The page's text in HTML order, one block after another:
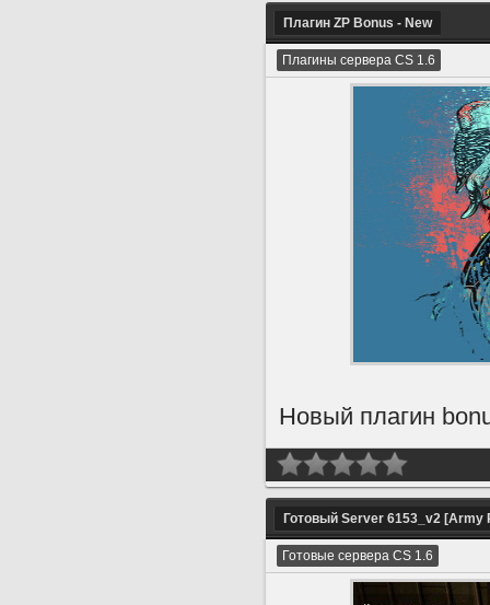
Плагин ZP Bonus - New
Плагины сервера CS 1.6
Новый плагин
Готовый Server 6153_v2 [Army
Готовые сервера CS 1.6